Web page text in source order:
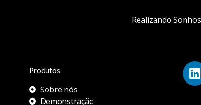
Produtos
Sobre nós
Demonstração
Realizando Sonhos